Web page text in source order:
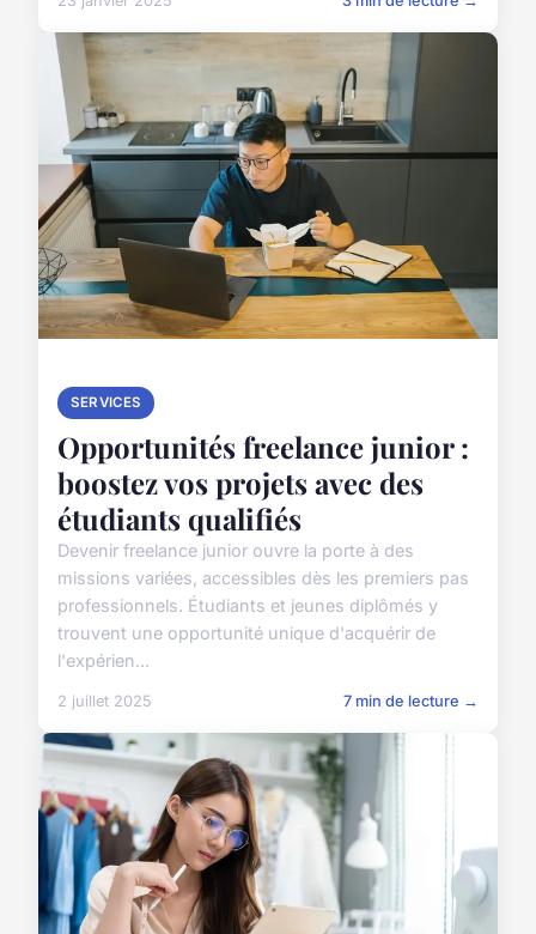
SERVICES
Opportunités freelance junior :
boostez vos projets avec des
étudiants qualifiés
Devenir freelance junior ouvre la porte à des
missions variées, accessibles dès les premiers pas
professionnels. Étudiants et jeunes diplômés y
trouvent une opportunité unique d'acquérir de
l'expérien...
2 juillet 2025 7 min de lecture →